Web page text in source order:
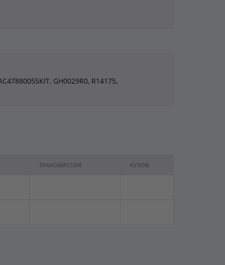
GH0029R0, R14175,
ТРАНСМИССИЯ КУЗОВ